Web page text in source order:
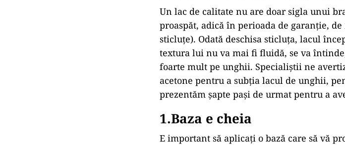
Un lac de calitate nu are doar sigla unui
proaspăt, adică în perioada de garanție,
sticluțe). Odată deschisa sticluța, lacul
textura lui nu va mai fi fluidă, se va
foarte mult pe unghii. Specialiștii ne
acetone pentru a subția lacul de unghii,
prezentăm șapte pași de urmat pentru a
1.Baza e cheia
E important să aplicați o bază care să vă